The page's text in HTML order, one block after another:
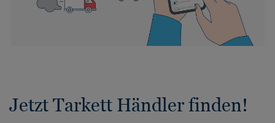
Jetzt Tarkett Händler finden!